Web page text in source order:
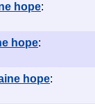
hope:
hope:
hope: